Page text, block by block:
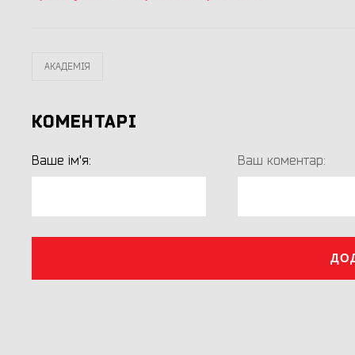
АКАДЕМІЯ
КОМЕНТАРІ
Ваше ім'я: Ваш коментар: